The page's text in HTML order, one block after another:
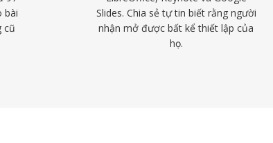
bài
cũ
Slides. Chia sẻ tự tin biết rằng người
nhận mở được bất kể thiết lập của
họ.